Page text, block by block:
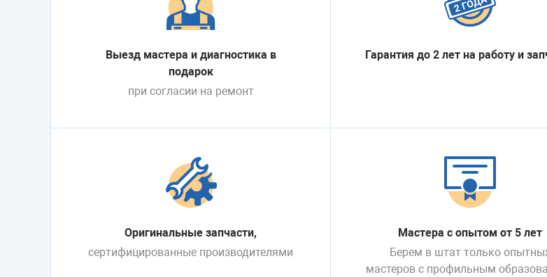
Выезд мастера и диагностика в
подарок
при согласии на ремонт
Гарантия до 2 лет на работу и
Оригинальные запчасти,
сертифицированные производителями
Мастера с опытом от 5 лет
Берем в штат только
мастеров с профильным